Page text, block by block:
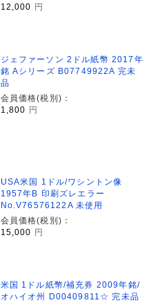
12,000 円
ジェファーソン 2ドル紙幣 2017年
銘 Aシリーズ B07749922A 完未
品
会員価格(税別)：
1,800 円
USA米国 1ドル/ワシントン像
1957年B 印刷ズレエラー
No.V76576122A 未使用
会員価格(税別)：
15,000 円
米国 1ドル紙幣/補充券 2009年銘/
オハイオ州 D00409811☆ 完未品